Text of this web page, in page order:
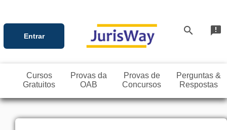
Entrar search announcement
Cursos
Gratuitos
Provas da
OAB
Provas de
Concursos
Perguntas &
Respostas